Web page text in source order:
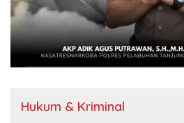
Hukum & Kriminal